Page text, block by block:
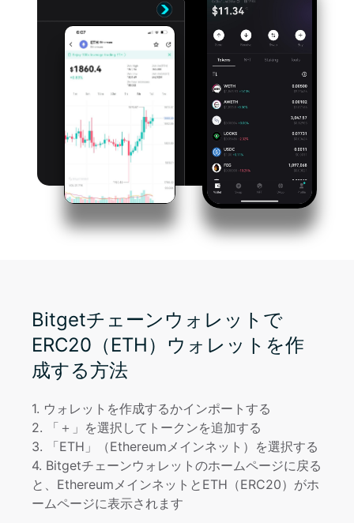
Bitgetチェーンウォレットで
ERC20（ETH）ウォレットを作
成する方法
1. ウォレットを作成するかインポートする
2.
「＋」を選択してトークンを追加する
3.
「ETH」（Ethereumメインネット）を選択する
4. Bitgetチェーンウォレットのホームページに戻る
と、EthereumメインネットとETH（ERC20）がホ
ームページに表示されます